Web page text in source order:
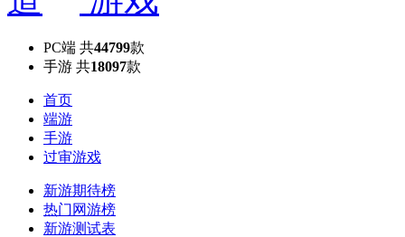
PC端 共44799款
手游 共18097款
首页
端游
手游
过审游戏
新游期待榜
热门网游榜
新游测试表